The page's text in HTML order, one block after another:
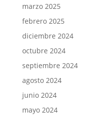
marzo 2025
febrero 2025
diciembre 2024
octubre 2024
septiembre 2024
agosto 2024
junio 2024
mayo 2024